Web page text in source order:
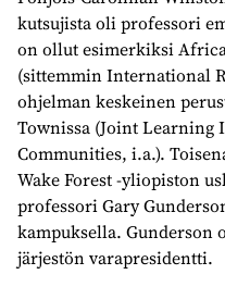
kutsujista oli professori
on ollut esimerkiksi
(sittemmin International
ohjelman keskeinen
Townissa (Joint
Communities, i.a.).
Wake Forest -yliopiston
professori Gary
kampuksella. Gunderson
järjestön varapresidentti.